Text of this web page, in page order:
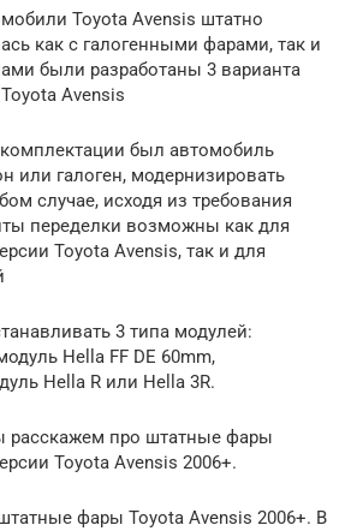
Toyota Avensis штатно
как с галогенными фарами, так и
были разработаны 3 варианта
Avensis
был автомобиль
или галоген, модернизировать
случае, исходя из требования
переделки возможны как для
Toyota Avensis, так и для
3 типа модулей:
Hella FF DE 60mm,
Hella R или Hella 3R.
расскажем про штатные фары
Toyota Avensis 2006+.
фары Toyota Avensis 2006+. В